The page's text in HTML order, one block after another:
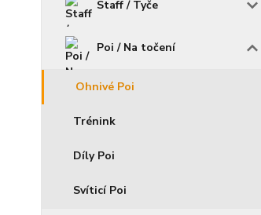
Staff / Tyče
Poi / Na točení
Ohnivé Poi
Trénink
Díly Poi
Svíticí Poi